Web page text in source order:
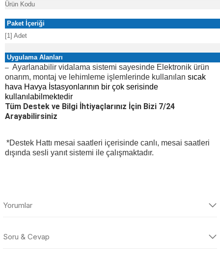
Ürün Kodu
Paket İçeriği
[1] Adet
Uygulama Alanları
– Ayarlanabilir vidalama sistemi sayesinde Elektronik ürün
onarım, montaj ve lehimleme işlemlerinde kullanılan sıcak
hava Havya İstasyonlarının bir çok serisinde
kullanılabilmektedir
Tüm Destek ve Bilgi İhtiyaçlarınız İçin Bizi 7/24
Arayabilirsiniz
*Destek Hattı mesai saatleri içerisinde canlı, mesai saatleri
dışında sesli yanıt sistemi ile çalışmaktadır.
Yorumlar
Soru & Cevap